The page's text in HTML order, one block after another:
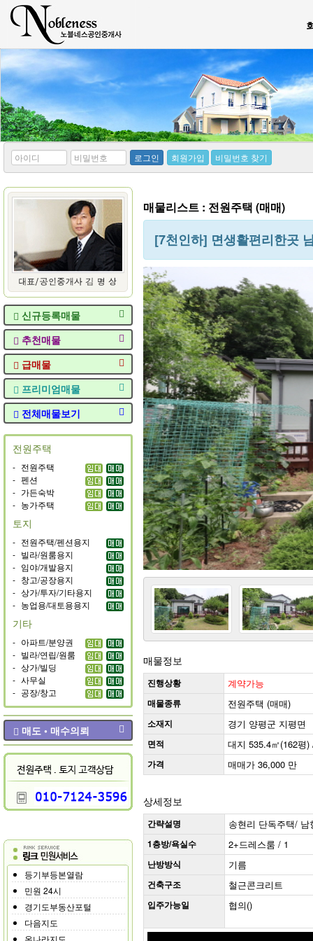
*
아
디
*
비
번
호
로그인 회원가입 비밀번호 찾기
신규등록매물
추천매물
급매물
프리미엄매물
전체매물보기
전원주택
- 전원주택
- 펜션
- 가든숙박
- 농가주택
토지
- 전원주택/펜션용지
- 빌라/원룸용지
- 임야/개발용지
- 창고/공장용지
- 상가/투자/기타용지
- 농업용/대토용용지
기타
- 아파트/분양권
- 빌라/연립/원룸
- 상가/빌딩
- 사무실
- 공장/창고
매도 • 매수의뢰
등기부등본열람
민원 24시
경기도부동산포털
다음지도
매물리스트 : 전원주택 (매매)
[7천인하] 면생활편리한곳
매물정보
진행상황 계약가능
매물종류 전원주택 (매매)
소재지 경기 양평군 지평면
면적 대지 535.4㎡(162평
가격 매매가 36,000 만
상세정보
간략설명 송현리 단독주택/
1층방/욕실수 2+드레스룸 / 1
난방방식 기름
건축구조 철근콘크리트
입주가능일 협의()